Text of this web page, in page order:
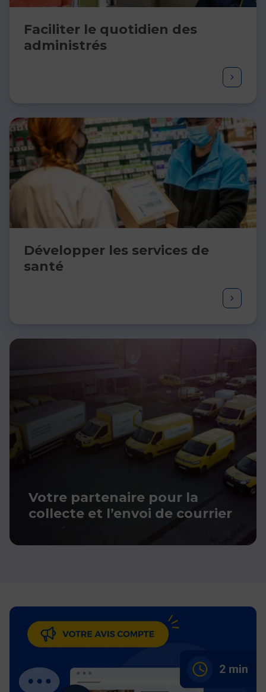
Faciliter le quotidien des
administrés ​
Développer les services de
santé​
Votre partenaire pour la
collecte et l’envoi de courrier